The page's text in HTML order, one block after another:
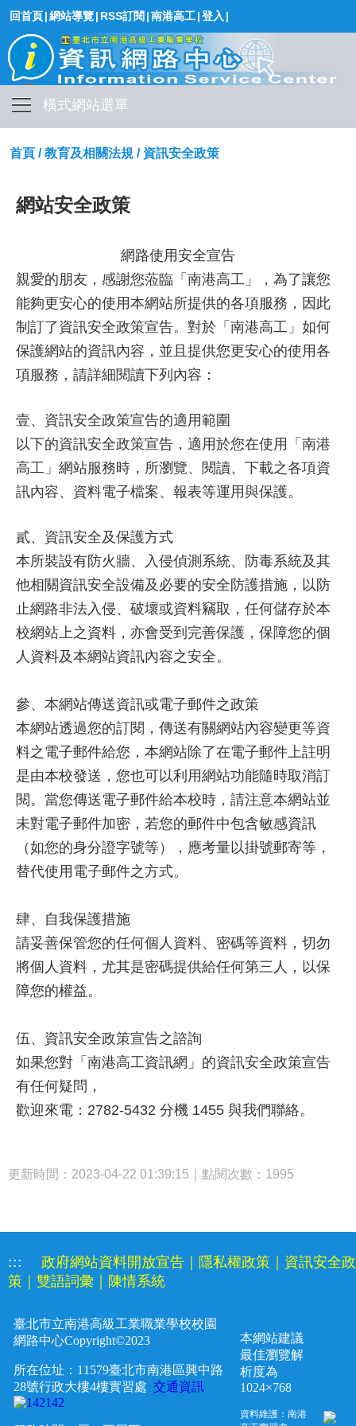
回首頁|網站導覽| RSS訂閱 |南港高工|登入 |
橫式網站選單
首頁 /教育及相關法規 / 資訊安全政策
網站安全政策
網路使用安全宣告
親愛的朋友，感謝您蒞臨「南港高工」，為了讓您
能夠更安心的使用本網站所提供的各項服務，因此
制訂了資訊安全政策宣告。對於「南港高工」如何
保護網站的資訊內容，並且提供您更安心的使用各
項服務，請詳細閱讀下列內容：
壹、資訊安全政策宣告的適用範圍
以下的資訊安全政策宣告，適用於您在使用「南港
高工」網站服務時，所瀏覽、閱讀、下載之各項資
訊內容、資料電子檔案、報表等運用與保護。
貳、資訊安全及保護方式
本所裝設有防火牆、入侵偵測系統、防毒系統及其
他相關資訊安全設備及必要的安全防護措施，以防
止網路非法入侵、破壞或資料竊取，任何儲存於本
校網站上之資料，亦會受到完善保護，保障您的個
人資料及本網站資訊內容之安全。
參、本網站傳送資訊或電子郵件之政策
本網站透過您的訂閱，傳送有關網站內容變更等資
料之電子郵件給您，本網站除了在電子郵件上註明
是由本校發送，您也可以利用網站功能隨時取消訂
閱。當您傳送電子郵件給本校時，請注意本網站並
未對電子郵件加密，若您的郵件中包含敏感資訊
（如您的身分證字號等），應考量以掛號郵寄等，
替代使用電子郵件之方式。
肆、自我保護措施
請妥善保管您的任何個人資料、密碼等資料，切勿
將個人資料，尤其是密碼提供給任何第三人，以保
障您的權益。
伍、資訊安全政策宣告之諮詢
如果您對「南港高工資訊網」的資訊安全政策宣告
有任何疑問，
歡迎來電：2782-5432 分機 1455 與我們聯絡。
更新時間：2023-04-22 01:39:15｜點閱次數：1995
::: 政府網站資料開放宣告 隱私權政策
資訊安全政
策
雙語詞彙 陳情系統
臺北市立南港高級工業職業學校校園
網路中心Copyright©2023
所在位址：11579臺北市南港區興中路
28號行政大樓4樓實習處 交通資訊
本網站建議
最佳瀏覽解
析度為
1024×768
資料維護：南港